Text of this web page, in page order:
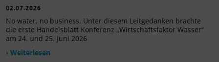
02.07.2026
No water, no business. Unter diesem Leitgedanken brachte
die erste Handelsblatt Konferenz „Wirtschaftsfaktor Wasser“
am 24. und 25. Juni 2026
› Weiterlesen